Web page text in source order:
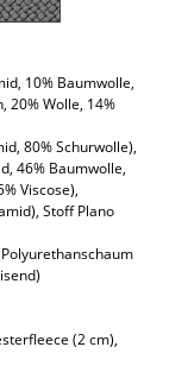
10% Baumwolle,
20% Wolle, 14%
80% Schurwolle),
46% Baumwolle,
Viscose),
Stoff Plano
(2 cm),